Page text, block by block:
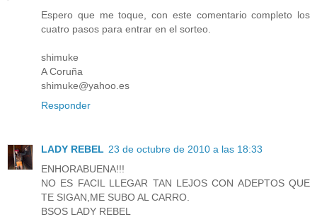
Espero que me toque, con este comentario completo los
cuatro pasos para entrar en el sorteo.
shimuke
A Coruña
shimuke@yahoo.es
Responder
LADY REBEL 23 de octubre de 2010 a las 18:33
ENHORABUENA!!!
NO ES FACIL LLEGAR TAN LEJOS CON ADEPTOS QUE
TE SIGAN,ME SUBO AL CARRO.
BSOS LADY REBEL